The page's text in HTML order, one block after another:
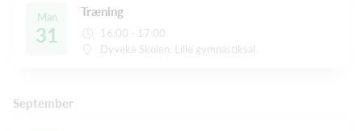
Man
31
Træning
16:00 - 17:00
Dyveke Skolen, Lille gymnastiksal
September